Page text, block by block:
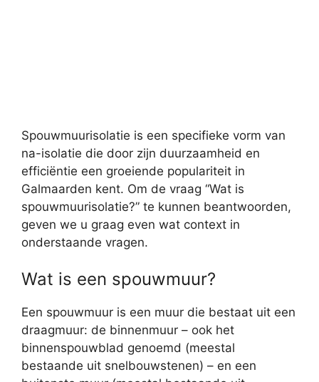
Spouwmuurisolatie is een specifieke vorm van
na-isolatie die door zijn duurzaamheid en
efficiëntie een groeiende populariteit in
Galmaarden kent. Om de vraag “Wat is
spouwmuurisolatie?” te kunnen beantwoorden,
geven we u graag even wat context in
onderstaande vragen.
Wat is een spouwmuur?
Een spouwmuur is een muur die bestaat uit een
draagmuur: de binnenmuur – ook het
binnenspouwblad genoemd (meestal
bestaande uit snelbouwstenen) – en een